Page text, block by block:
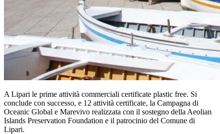
A Lipari le prime attività commerciali certificate plastic free. Si
conclude con successo, e 12 attività certificate, la Campagna di
Oceanic Global e Marevivo realizzata con il sostegno della Aeolian
Islands Preservation Foundation e il patrocinio del Comune di
Lipari.